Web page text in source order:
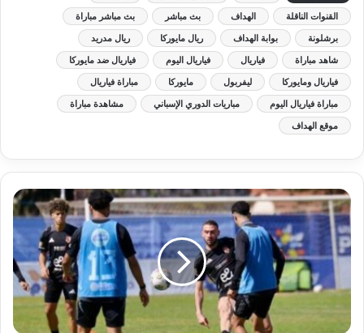
القنوات الناقلة الهداف بث مباشر بث مباشر مباراة
برشلونة بوابة الهداف ريال مايوركا ريال مدريد
شاهد مباراة فياريال فياريال اليوم فياريال ضد مايوركا
فياريال ومايوركا ليفربول مايوركا مباراة فياريال
مباراة فياريال اليوم مباريات الدوري الإسباني مشاهدة مباراة
موقع الهداف